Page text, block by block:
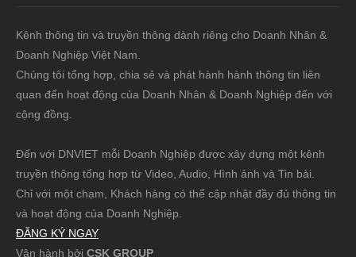
Kênh thông tin và truyền thông dành riêng cho Doanh Nhân &
Doanh Nghiệp Việt Nam.
Chúng tôi tổng hợp, chia sẻ và phát hành hành thông tin liên
quan đến hoạt động của Doanh Nhân & Doanh Nghiệp đến với
cộng đồng.
Đến với DNVIET mỗi Doanh Nghiệp được xây dựng một kênh
truyền thông tổng hợp từ Video, Audio, Hình ảnh và Tin bài.
Chỉ với một chạm, Khách hàng có thể cập nhật đầy đủ thông tin
và hoạt động của Doanh Nghiệp.
ĐĂNG KÝ NGAY
Vận hành bởi CSK GROUP